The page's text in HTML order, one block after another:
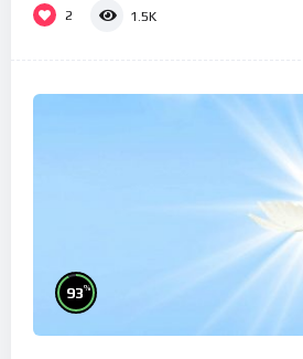
2 1.5K
93%